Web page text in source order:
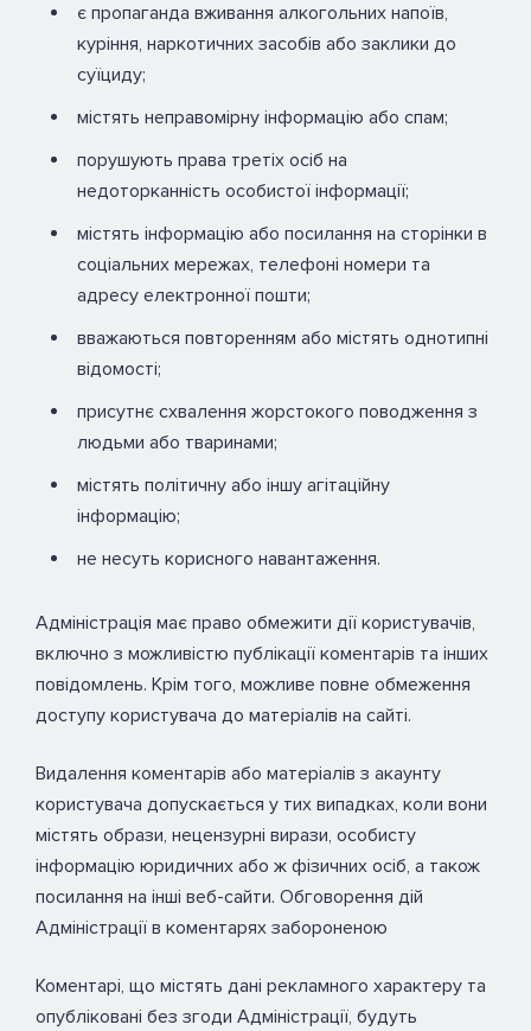
є пропаганда вживання алкогольних напоїв,
куріння, наркотичних засобів або заклики до
суїциду;
містять неправомірну інформацію або спам;
порушують права третіх осіб на
недоторканність особистої інформації;
містять інформацію або посилання на сторінки в
соціальних мережах, телефоні номери та
адресу електронної пошти;
вважаються повторенням або містять однотипні
відомості;
присутнє схвалення жорстокого поводження з
людьми або тваринами;
містять політичну або іншу агітаційну
інформацію;
не несуть корисного навантаження.
Адміністрація має право обмежити дії користувачів,
включно з можливістю публікації коментарів та інших
повідомлень. Крім того, можливе повне обмеження
доступу користувача до матеріалів на сайті.
Видалення коментарів або матеріалів з акаунту
користувача допускається у тих випадках, коли вони
містять образи, нецензурні вирази, особисту
інформацію юридичних або ж фізичних осіб, а також
посилання на інші веб-сайти. Обговорення дій
Адміністрації в коментарях забороненою
Коментарі, що містять дані рекламного характеру та
опубліковані без згоди Адміністрації, будуть